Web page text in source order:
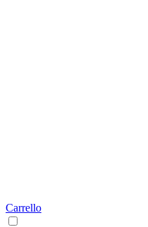
Carrello